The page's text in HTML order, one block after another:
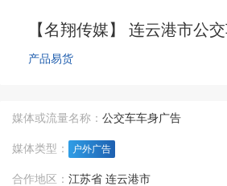
【名翔传媒】 连云港市公
产品易货
媒体或流量名称： 公交车车身广告
媒体类型： 户外广告
合作地区： 江苏省 连云港市